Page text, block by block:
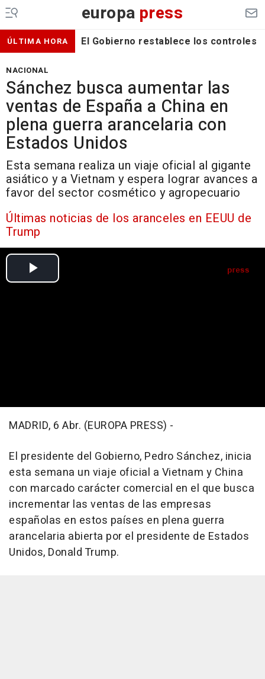
europa press
ÚLTIMA HORA El Gobierno restablece los
NACIONAL
Sánchez busca aumentar las
ventas de España a China en
plena guerra arancelaria con
Estados Unidos
Esta semana realiza un viaje oficial al gigante
asiático y a Vietnam y espera lograr avances a
favor del sector cosmético y agropecuario
Últimas noticias de los aranceles en EEUU de
Trump
MADRID, 6 Abr. (EUROPA PRESS) -
El presidente del Gobierno, Pedro Sánchez, inicia
esta semana un viaje oficial a Vietnam y China
con marcado carácter comercial en el que busca
incrementar las ventas de las empresas
españolas en estos países en plena guerra
arancelaria abierta por el presidente de Estados
Unidos, Donald Trump.